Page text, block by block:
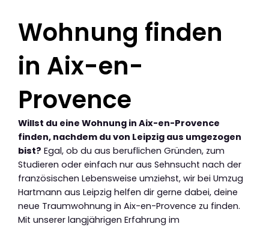
Wohnung finden
in Aix-en-
Provence
Willst du eine Wohnung in Aix-en-Provence
finden, nachdem du von Leipzig aus umgezogen
bist? Egal, ob du aus beruflichen Gründen, zum
Studieren oder einfach nur aus Sehnsucht nach der
französischen Lebensweise umziehst, wir bei Umzug
Hartmann aus Leipzig helfen dir gerne dabei, deine
neue Traumwohnung in Aix-en-Provence zu finden.
Mit unserer langjährigen Erfahrung im